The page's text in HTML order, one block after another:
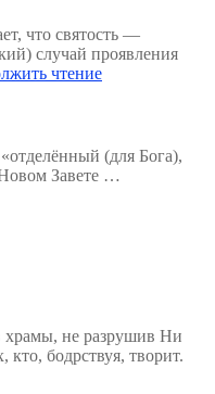
как
мы
что святость —
случай проявления
чтение"Святость
культуры"
(для Бога),
Завете …
храмы, не разрушив Ни
бодрствуя, творит.